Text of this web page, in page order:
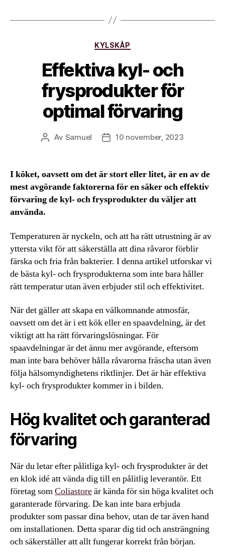
Kategorier
KYLSKÅP
Effektiva kyl- och
frysprodukter för
optimal förvaring
Inläggsförfattare
Av Samuel Inläggsdatum
10 november, 2023
I köket, oavsett om det är stort eller litet, är en av de
mest avgörande faktorerna för en säker och effektiv
förvaring de kyl- och frysprodukter du väljer att
använda.
Temperaturen är nyckeln, och att ha rätt utrustning är av
yttersta vikt för att säkerställa att dina råvaror förblir
färska och fria från bakterier. I denna artikel utforskar vi
de bästa kyl- och frysprodukterna som inte bara håller
rätt temperatur utan även erbjuder stil och effektivitet.
När det gäller att skapa en välkomnande atmosfär,
oavsett om det är i ett kök eller en spaavdelning, är det
viktigt att ha rätt förvaringslösningar. För
spaavdelningar är det ännu mer avgörande, eftersom
man inte bara behöver hålla råvarorna fräscha utan även
följa hälsomyndighetens riktlinjer. Det är här effektiva
kyl- och frysprodukter kommer in i bilden.
Hög kvalitet och garanterad
förvaring
När du letar efter pålitliga kyl- och frysprodukter är det
en klok idé att vända dig till en pålitlig leverantör. Ett
företag somColiastoreär kända för sin höga kvalitet och
garanterade förvaring. De kan inte bara erbjuda
produkter som passar dina behov, utan de tar även hand
om installationen. Detta sparar dig tid och ansträngning
och säkerställer att allt fungerar korrekt från början.